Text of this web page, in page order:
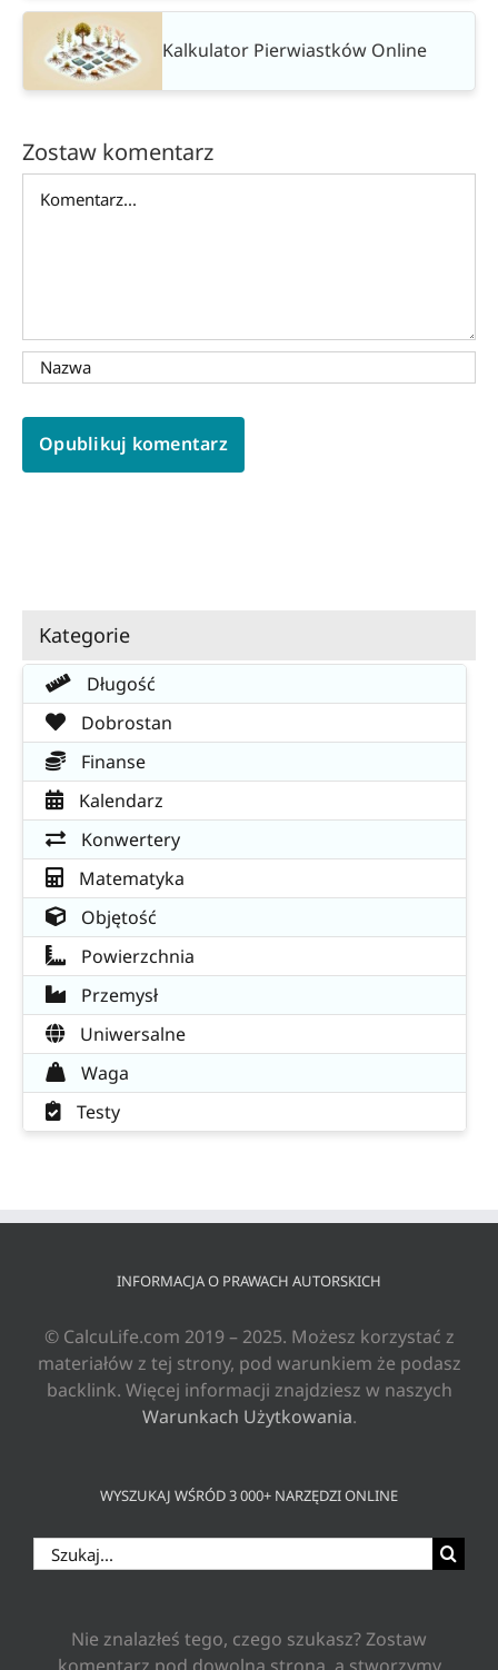
Kalkulator Pierwiastków Online
Zostaw komentarz
Kategorie
Długość
Dobrostan
Finanse
Kalendarz
Konwertery
Matematyka
Objętość
Powierzchnia
Przemysł
Uniwersalne
Waga
Testy
INFORMACJA O PRAWACH AUTORSKICH
© CalcuLife.com 2019 – 2025. Możesz korzystać z
materiałów z tej strony, pod warunkiem że podasz
backlink. Więcej informacji znajdziesz w naszych
Warunkach Użytkowania.
WYSZUKAJ WŚRÓD 3 000+ NARZĘDZI ONLINE
Szukaj
Nie znalazłeś tego, czego szukasz? Zostaw